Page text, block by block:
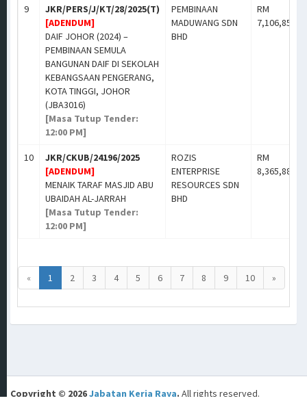
9
JKR/PERS/J/KT/28/2025(T)
[ADENDUM]
DAIF JOHOR (2024) –
PEMBINAAN SEMULA
BANGUNAN DAIF DI SEKOLAH
KEBANGSAAN PENGERANG,
KOTA TINGGI, JOHOR
(JBA3016)
[Masa Tutup Tender:
12:00 PM]
PEMBINAAN
MADUWANG SDN
BHD
RM
7,106,858.00
10
JKR/CKUB/24196/2025
[ADENDUM]
MENAIK TARAF MASJID ABU
UBAIDAH AL-JARRAH
[Masa Tutup Tender:
12:00 PM]
ROZIS
ENTERPRISE
RESOURCES SDN
BHD
RM
8,365,886.60
« 1 2 3 4 5 6 7 8 9 10 »
Copyright © 2026Jabatan Kerja Raya. All rights reserved.